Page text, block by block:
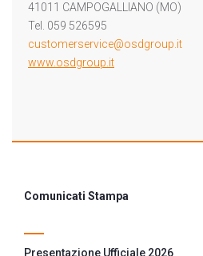
41011 CAMPOGALLIANO (MO)
Tel. 059 526595
customerservice@osdgroup.it
www.osdgroup.it
Comunicati Stampa
Presentazione Ufficiale 2026